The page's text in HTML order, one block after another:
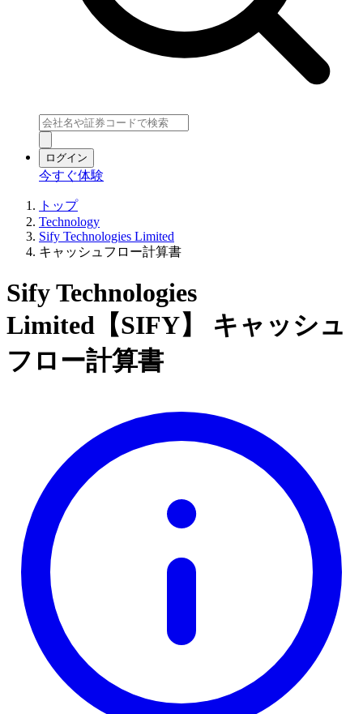
ログイン
今すぐ体験
トップ
Technology
Sify Technologies Limited
キャッシュフロー計算書
Sify Technologies
Limited【SIFY】 キャッシュ
フロー計算書